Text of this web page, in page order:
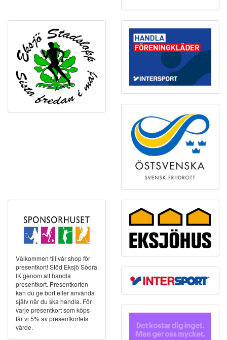
Välkommen till vår shop för
presentkort! Stöd Eksjö Södra
IK genom att handla
presentkort. Presentkorten
kan du ge bort eller använda
själv när du ska handla. För
varje presentkort som köps
får vi 5% av presentkortets
värde.